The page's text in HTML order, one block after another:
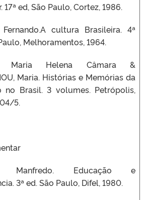
17ª ed, São Paulo, Cortez, 1986.
Fernando.A cultura Brasileira. 4ª
Melhoramentos, 1964.
Maria Helena Câmara &
Maria. Histórias e Memórias da
no Brasil. 3 volumes. Petrópolis,
5.
Manfredo. Educação e
3ª ed. São Paulo, Difel, 1980.